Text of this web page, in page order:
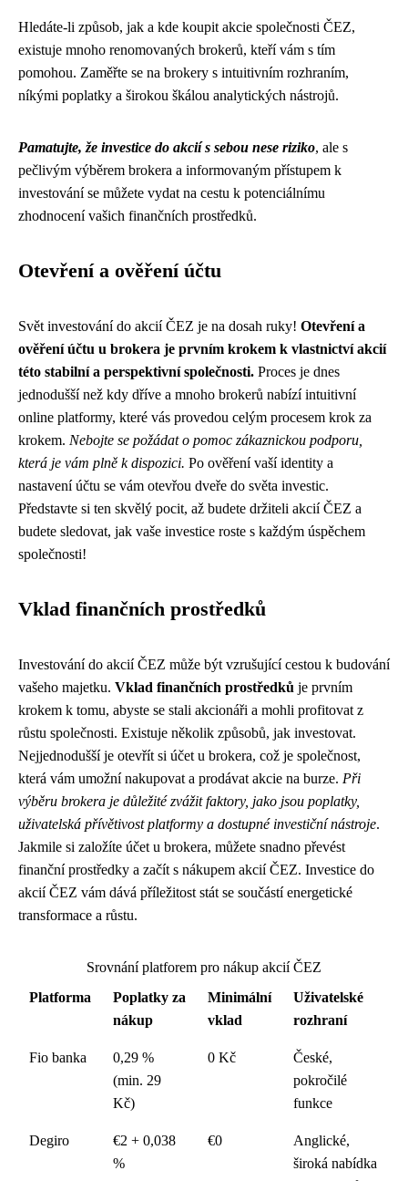
Hledáte-li způsob, jak a kde koupit akcie společnosti ČEZ,
existuje mnoho renomovaných brokerů, kteří vám s tím
pomohou. Zaměřte se na brokery s intuitivním rozhraním,
níkými poplatky a širokou škálou analytických nástrojů.
Pamatujte, že investice do akcií s sebou nese riziko, ale s
pečlivým výběrem brokera a informovaným přístupem k
investování se můžete vydat na cestu k potenciálnímu
zhodnocení vašich finančních prostředků.
Otevření a ověření účtu
Svět investování do akcií ČEZ je na dosah ruky! Otevření a
ověření účtu u brokera je prvním krokem k vlastnictví akcií
této stabilní a perspektivní společnosti. Proces je dnes
jednodušší než kdy dříve a mnoho brokerů nabízí intuitivní
online platformy, které vás provedou celým procesem krok za
krokem. Nebojte se požádat o pomoc zákaznickou podporu,
která je vám plně k dispozici. Po ověření vaší identity a
nastavení účtu se vám otevřou dveře do světa investic.
Představte si ten skvělý pocit, až budete držiteli akcií ČEZ a
budete sledovat, jak vaše investice roste s každým úspěchem
společnosti!
Vklad finančních prostředků
Investování do akcií ČEZ může být vzrušující cestou k budování
vašeho majetku. Vklad finančních prostředků je prvním
krokem k tomu, abyste se stali akcionáři a mohli profitovat z
růstu společnosti. Existuje několik způsobů, jak investovat.
Nejjednodušší je otevřít si účet u brokera, což je společnost,
která vám umožní nakupovat a prodávat akcie na burze. Při
výběru brokera je důležité zvážit faktory, jako jsou poplatky,
uživatelská přívětivost platformy a dostupné investiční nástroje.
Jakmile si založíte účet u brokera, můžete snadno převést
finanční prostředky a začít s nákupem akcií ČEZ. Investice do
akcií ČEZ vám dává příležitost stát se součástí energetické
transformace a růstu.
Srovnání platforem pro nákup akcií ČEZ
Platforma
Poplatky za
nákup
Minimální
vklad
Uživatelské
rozhraní
Fio banka
0,29 %
(min. 29
Kč)
0 Kč
České,
pokročilé
funkce
Degiro
€2 + 0,038
%
€0
Anglické,
široká nabídka